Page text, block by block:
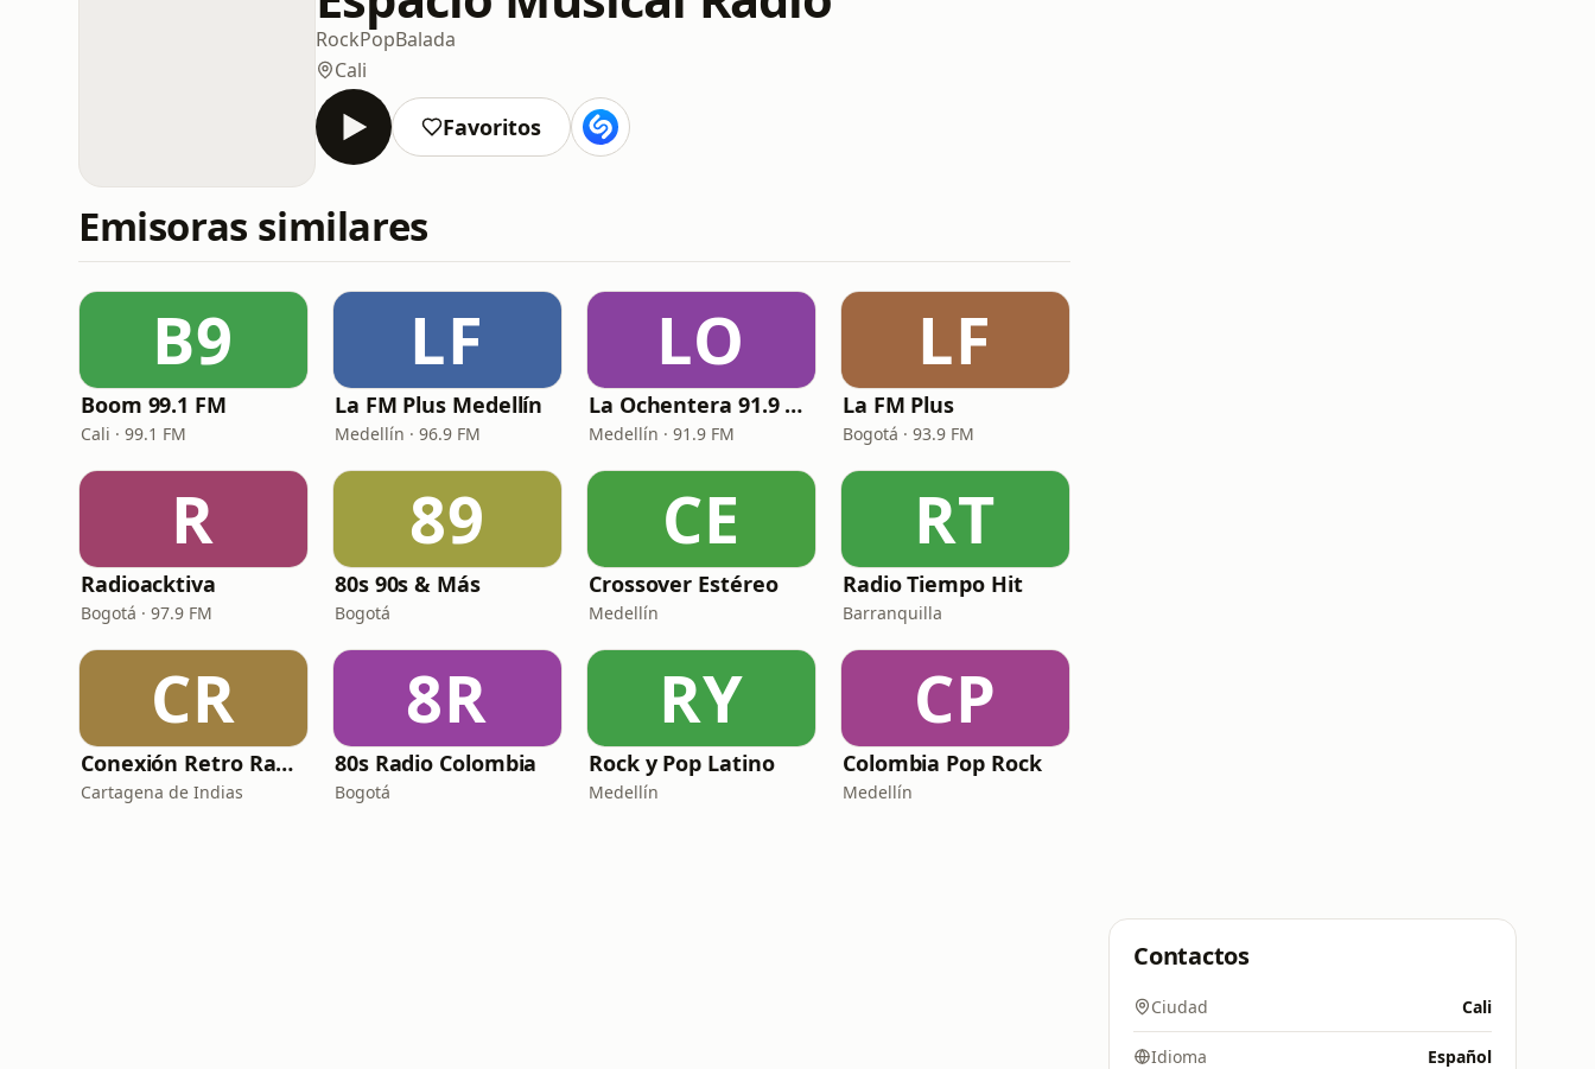
RockPopBalada
Cali
Favoritos
Emisoras similares
B9
Boom 99.1 FM
Cali · 99.1 FM
LF
La FM Plus Medellín
Medellín · 96.9 FM
LO
La Ochentera 91.9 FM
Medellín · 91.9 FM
LF
La FM Plus
Bogotá · 93.9 FM
R
Radioacktiva
Bogotá · 97.9 FM
89
80s 90s & Más
Bogotá
CE
Crossover Estéreo
Medellín
RT
Radio Tiempo Hit
Barranquilla
CR
Conexión Retro Radio
Cartagena de Indias
8R
80s Radio Colombia
Bogotá
RY
Rock y Pop Latino
Medellín
CP
Colombia Pop Rock
Medellín
Contactos
Ciudad Cali
Idioma Español